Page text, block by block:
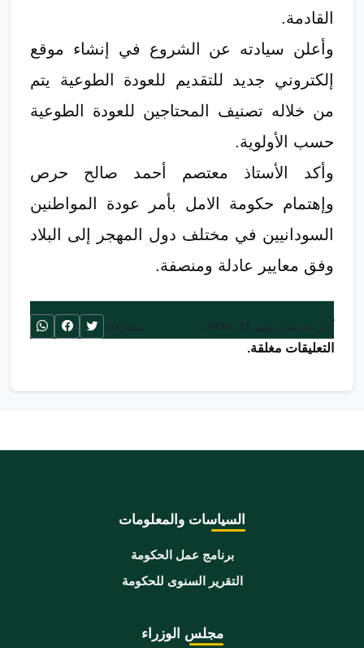
القادمة.
وأعلن سيادته عن الشروع في إنشاء موقع
إلكتروني جديد للتقديم للعودة الطوعية يتم
من خلاله تصنيف المحتاجين للعودة الطوعية
حسب الأولوية.
وأكد الأستاذ معتصم أحمد صالح حرص
وإهتمام حكومة الامل بأمر عودة المواطنين
السودانيين في مختلف دول المهجر إلى البلاد
وفق معايير عادلة ومنصفة.
التعليقات مغلقة.
السياسات والمعلومات
برنامج عمل الحكومة
التقرير السنوى للحكومة
مجلس الوزراء